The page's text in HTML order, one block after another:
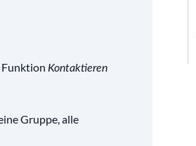
Funktion Kontaktieren
Gruppe, alle